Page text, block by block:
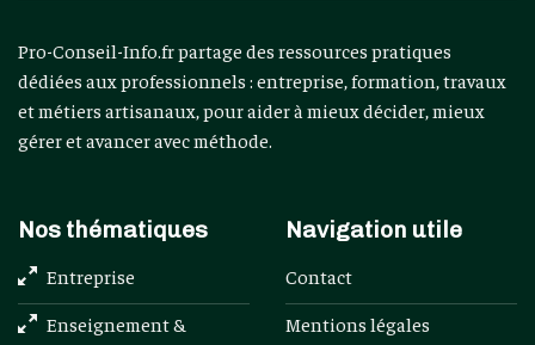
Pro-Conseil-Info.fr partage des ressources pratiques
dédiées aux professionnels : entreprise, formation, travaux
et métiers artisanaux, pour aider à mieux décider, mieux
gérer et avancer avec méthode.
Nos thématiques
Entreprise
Enseignement &
Navigation utile
Contact
Mentions légales